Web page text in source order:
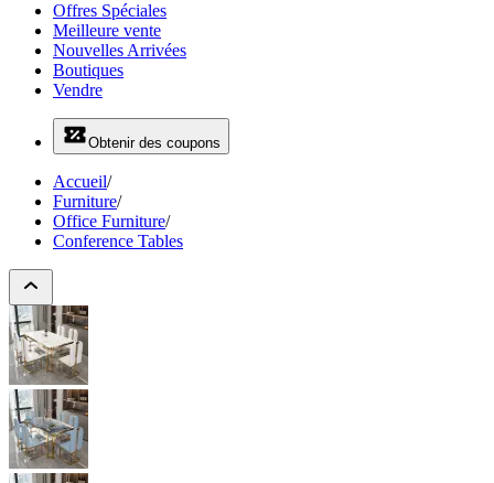
Offres Spéciales
Meilleure vente
Nouvelles Arrivées
Boutiques
Vendre
Obtenir des coupons
Accueil/
Furniture/
Office Furniture/
Conference Tables